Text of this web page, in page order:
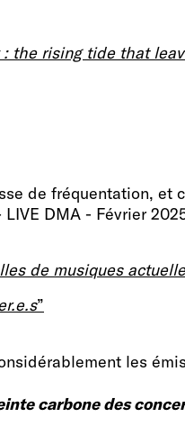
the rising tide that
de fréquentation, et
DMA - Février
de musiques
”
les
carbone des